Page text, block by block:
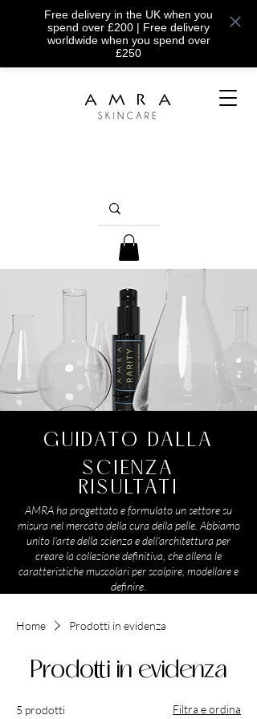
Free delivery in the UK when you
spend over £200 | Free delivery
worldwide when you spend over
£250
RISULTATI
GUIDATO DALLA
SCIENZA
AMRA ha progettato e formulato un settore su
misura nel mercato della cura della pelle. Abbiamo
unito l'arte della scienza e dell'architettura per
creare la collezione definitiva, che allena le
caratteristiche muscolari per scolpire, modellare e
definire.
Home Prodotti in evidenza
Prodotti in evidenza
5 prodotti Filtra e ordina